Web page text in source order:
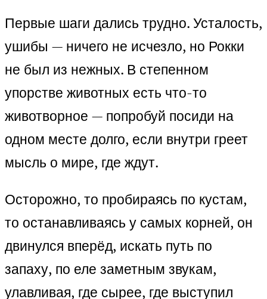
Первые шаги дались трудно. Усталость,
ушибы — ничего не исчезло, но Рокки
не был из нежных. В степенном
упорстве животных есть что-то
животворное — попробуй посиди на
одном месте долго, если внутри греет
мысль о мире, где ждут.
Осторожно, то пробираясь по кустам,
то останавливаясь у самых корней, он
двинулся вперёд, искать путь по
запаху, по еле заметным звукам,
улавливая, где сырее, где выступил